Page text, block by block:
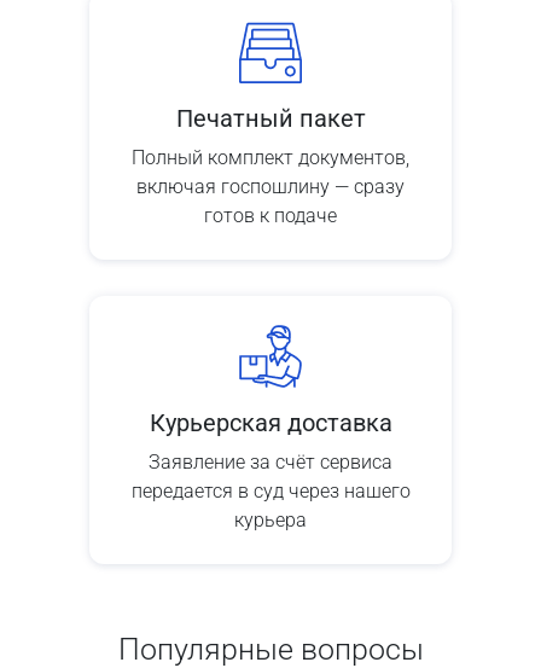
Печатный пакет
Полный комплект документов,
включая госпошлину — сразу
готов к подаче
Курьерская доставка
Заявление за счёт сервиса
передается в суд через нашего
курьера
Популярные вопросы